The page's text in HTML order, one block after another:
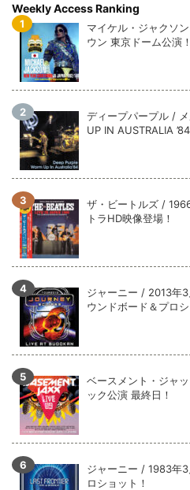
*NEW RELEASE (最新約3ヶ月)
マネスキン / 2024年6月9日 ドイツ
全収録！
*NEW RELEASE (最新約3ヶ月)
リアム・ギャラガー / 2024年6月1
全収録！
*NEW RELEASE (最新約3ヶ月)
メガデス / 2023年8月4日 ドイツ
*NEW RELEASE (最新約3ヶ月)
全収録！
*NEW RELEASE (最新約3ヶ月)
ジャーニー / 1979年5月8+9日 コ
Weekly Access Ranking
マイケル・ジャクソ
ウン 東京ドーム公演！
ディープパープル /
UP IN AUSTRALIA
ザ・ビートルズ /
トラHD映像登場！
ジャーニー / 2013年
ウンドボード＆プロシ
ベースメント・ジャ
ック公演 最終日！
ジャーニー / 1983年
ロショット！